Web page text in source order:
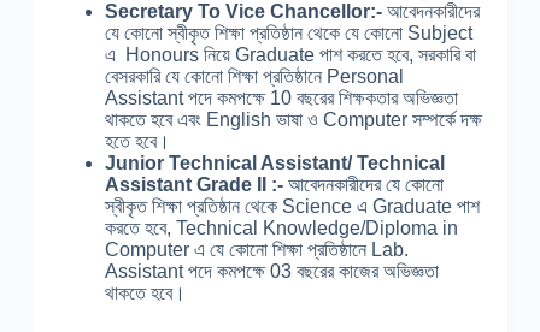
Secretary To Vice Chancellor:-আবেদনকারীদের
যে কোনো স্বীকৃত শিক্ষা প্রতিষ্ঠান থেকে যে কোনো Subject
এ Honours নিয়ে Graduate পাশ করতে হবে, সরকারি বা
বেসরকারি যে কোনো শিক্ষা প্রতিষ্ঠানে Personal
Assistant পদে কমপক্ষে 10 বছরের শিক্ষকতার অভিজ্ঞতা
থাকতে হবে এবং English ভাষা ও Computer সম্পর্কে দক্ষ
হতে হবে।
Junior Technical Assistant/ Technical
Assistant Grade II :-আবেদনকারীদের যে কোনো
স্বীকৃত শিক্ষা প্রতিষ্ঠান থেকে Science এ Graduate পাশ
করতে হবে, Technical Knowledge/Diploma in
Computer এ যে কোনো শিক্ষা প্রতিষ্ঠানে Lab.
Assistant পদে কমপক্ষে 03 বছরের কাজের অভিজ্ঞতা
থাকতে হবে।